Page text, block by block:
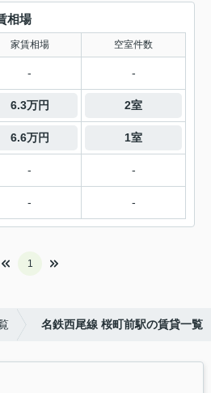
相場
家賃相場 空室件数
- -
6.3万円 2室
6.6万円 1室
- -
- -
1
名鉄西尾線 桜町前駅の賃貸一覧